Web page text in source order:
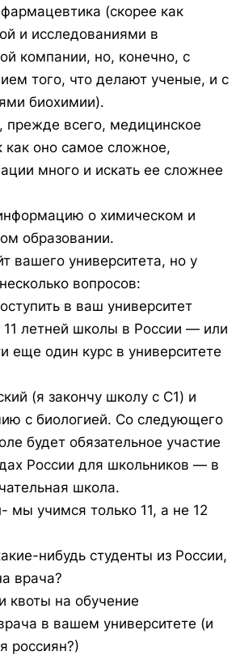
(скорее как
и исследованиями в
компании, но, конечно, с
того, что делают ученые, и с
биохимии).
прежде всего, медицинское
как оно самое сложное,
много и искать ее сложнее
о химическом и
образовании.
вашего университета, но у
вопросов:
в ваш университет
11 летней школы в России — или
еще один курс в университете
(я закончу школу с C1) и
с биологией. Со следующего
будет обязательное участие
России для школьников — в
школа.
мы учимся только 11, а не 12
нибудь студенты из России,
врача?
квоты на обучение
в вашем университете (и
россиян?)